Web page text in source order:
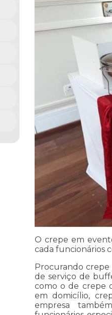
O crepe em
cada funcionários
Procurando
de serviço de
como o de crepe
em domicílio,
empresa